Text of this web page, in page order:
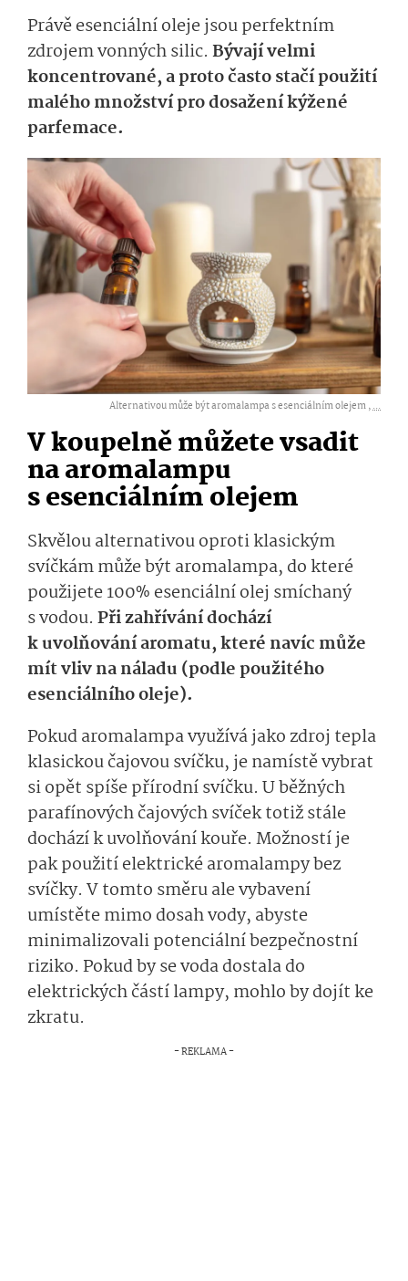
Právě esenciální oleje jsou perfektním
zdrojem vonných silic. Bývají velmi
koncentrované, a proto často stačí použití
malého množství pro dosažení kýžené
parfemace.
Alternativou může být aromalampa s esenciálním olejem ,...
V koupelně můžete vsadit
na aromalampu
s esenciálním o­lejem
Skvělou alternativou oproti klasickým
svíčkám může být aromalampa, do které
použijete 100% esenciální olej smíchaný
s vodou. Při zahřívání dochází
k uvolňování aromatu, které navíc může
mít vliv na náladu (podle použitého
esenciálního oleje).
Pokud aromalampa využívá jako zdroj tepla
klasickou čajovou svíčku, je namístě vybrat
si opět spíše přírodní svíčku. U běžných
parafínových čajových svíček totiž stále
dochází k uvolňování kouře. Možností je
pak použití elektrické aromalampy bez
svíčky. V tomto směru ale vybavení
umístěte mimo dosah vody, abyste
minimalizovali potenciální bezpečnostní
riziko. Pokud by se voda dostala do
elektrických částí lampy, mohlo by dojít ke
zkratu.